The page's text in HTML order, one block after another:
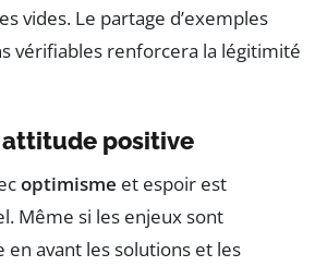
vides. Le partage d’exemples
vérifiables renforcera la légitimité
positive
optimisme et espoir est
Même si les enjeux sont
en avant les solutions et les